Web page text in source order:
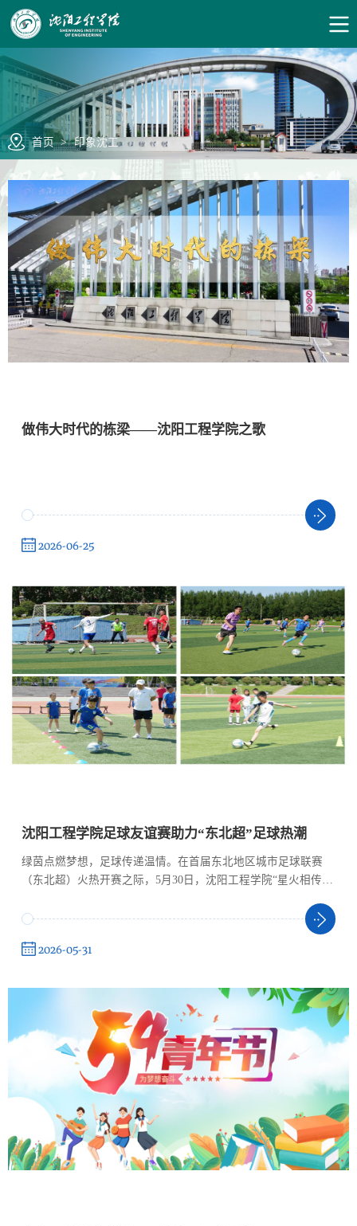
首页 > 印象沈工
做伟大时代的栋梁——沈阳工程学院之歌
2026-06-25
沈阳工程学院足球友谊赛助力“东北超”足球热潮
绿茵点燃梦想，足球传递温情。在首届东北地区城市足球联赛
（东北超）火热开赛之际，5月30日，沈阳工程学院“星火相传绿
以“以球聚力、以情传温、以赛赋能”为宗旨，有机融合校友返校
交流、毕业纪念送别、校企协同共建、亲子全民健身、青少年足
球普及等内容，既是学校落实立德树人、体育育人理念的重要载
举措。此次活动汇聚了来自校友、...
2026-05-31